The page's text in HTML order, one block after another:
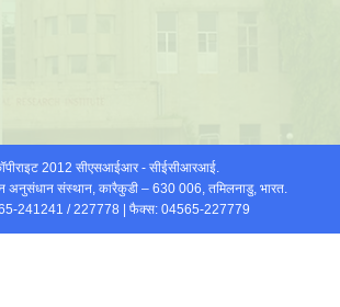
2012 सीएसआईआर - सीईसीआरआई.
अनुसंधान संस्थान, कारैकुडी – 630 006, तमिलनाडु, भारत.
241241 / 227778 | फैक्स: 04565-227779